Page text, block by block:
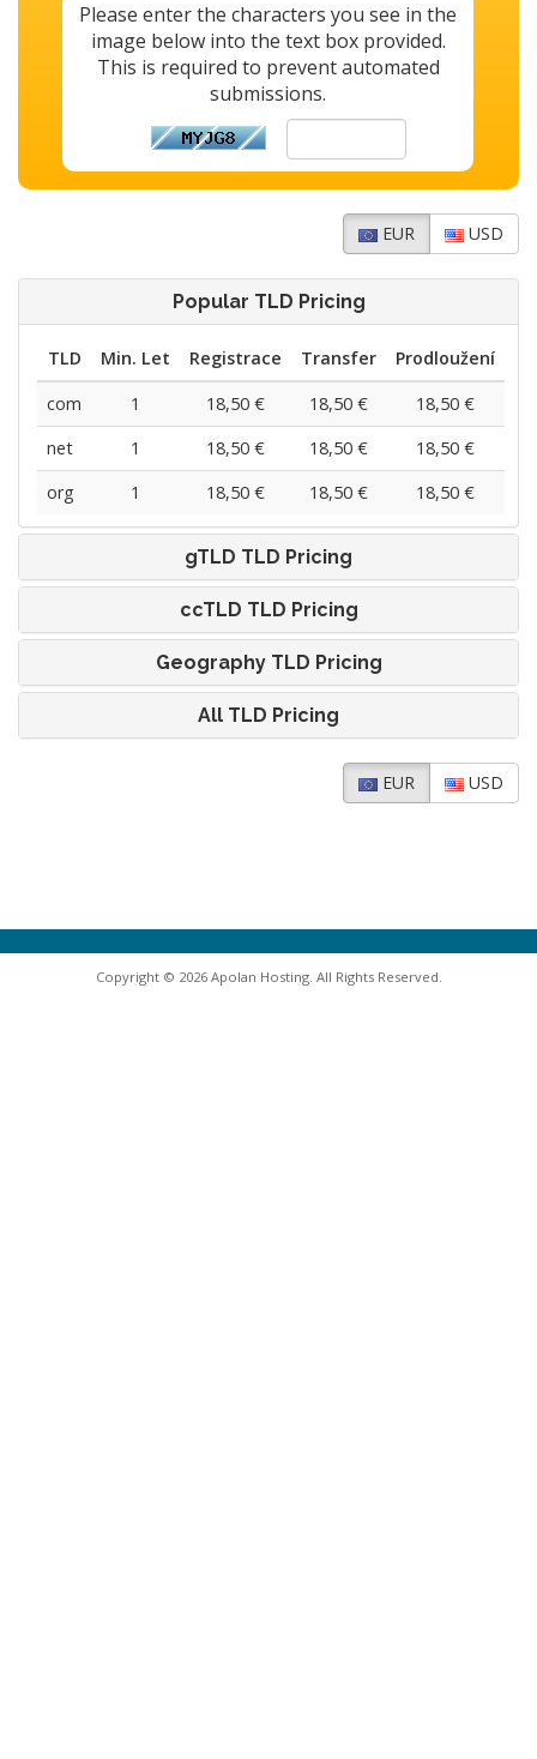
Please enter the characters you see in the
image below into the text box provided.
This is required to prevent automated
submissions.
EUR USD
Popular TLD Pricing
TLD Min. Let Registrace Transfer
Prodloužení
com
1 18,50 € 18,50 €
18,50 €
net
1 18,50 € 18,50 €
18,50 €
org
1 18,50 € 18,50 € 18,50 €
gTLD TLD Pricing
ccTLD TLD Pricing
Geography TLD Pricing
All TLD Pricing
EUR USD
Copyright © 2026 Apolan Hosting. All Rights Reserved.